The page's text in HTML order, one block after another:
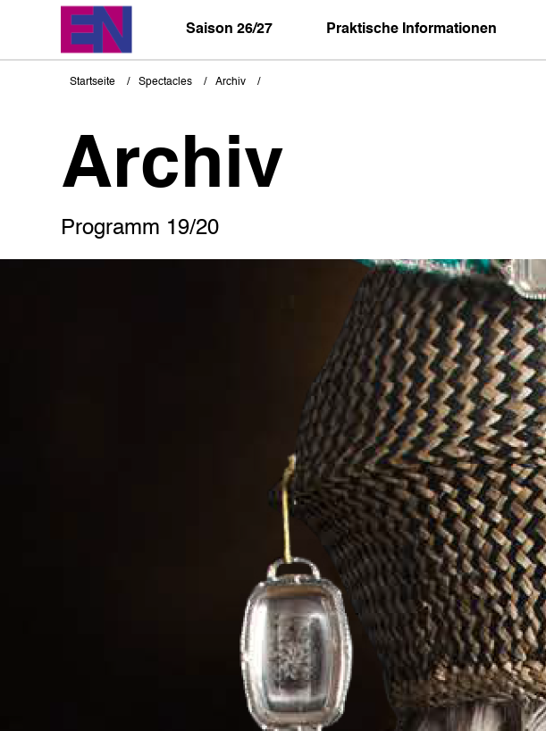
Saison 26/27 Praktische Informationen
Pfadnavigation
Startseite Spectacles Archiv
Archiv
Programm 19/20